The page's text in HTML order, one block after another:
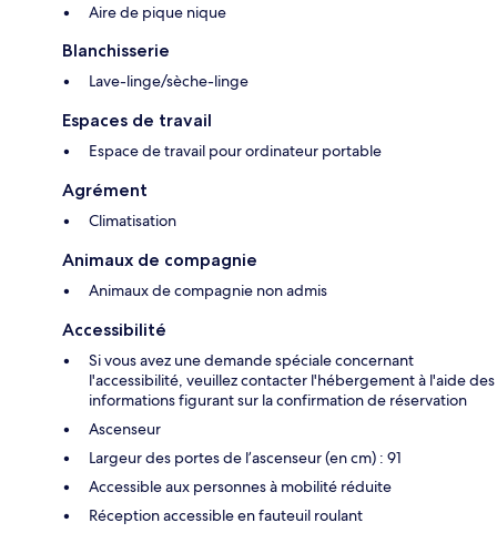
Aire de pique nique
Blanchisserie
Lave-linge/sèche-linge
Espaces de travail
Espace de travail pour ordinateur portable
Agrément
Climatisation
Animaux de compagnie
Animaux de compagnie non admis
Accessibilité
Si vous avez une demande spéciale concernant
l'accessibilité, veuillez contacter l'hébergement à l'aide des
informations figurant sur la confirmation de réservation
Ascenseur
Largeur des portes de l’ascenseur (en cm) : 91
Accessible aux personnes à mobilité réduite
Réception accessible en fauteuil roulant